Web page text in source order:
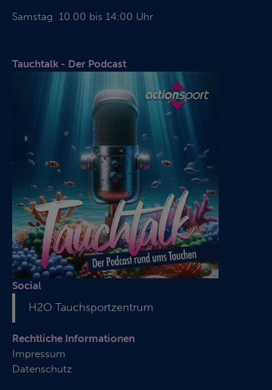
Samstag 10.00 bis 14:00 Uhr
Tauchtalk - Der Podcast
Social
H2O Tauchsportzentrum
Rechtliche Informationen
Impressum
Datenschutz